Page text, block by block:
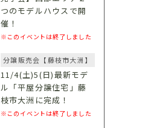
つのモデルハウスで開
催！
※このイベントは終了しました
分譲販売会【藤枝市大洲】
11/4(土)5(日)最新モデ
ル「平屋分譲住宅」藤
枝市大洲に完成！
※このイベントは終了しました